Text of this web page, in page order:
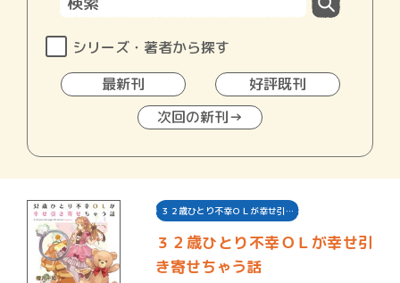
シリーズ・著者から探す
最新刊
好評既刊
次回の新刊→
３２歳ひとり不幸ＯＬが幸せ引…
３２歳ひとり不幸ＯＬが幸せ引
き寄せちゃう話